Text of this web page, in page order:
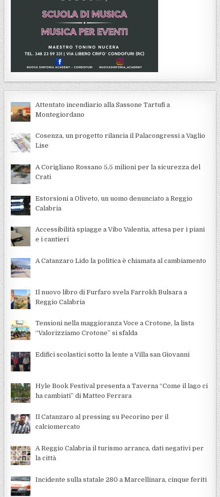
Attentato incendiario alla Sassone Tartufi a
Montegiordano
Cosenza, un progetto rilancia il Palacongressi a Vaglio
Lise
A Corigliano Rossano 5,5 milioni per la sicurezza del
Crati
Estorsioni a Oliveto, un uomo denunciato a Reggio
Calabria
Accessibilità spiagge a Vibo Valentia, attesa per i piani
e i cantieri
A Catanzaro Lido la politica è chiamata al cambiamento
Il nuovo libro di Furfaro svela Farrokh Bulsara a
Reggio Calabria
Tensioni nella maggioranza Voce a Crotone, la lista
“Valorizziamo Crotone” si sfalda
Edifici scolastici sotto la lente a Villa san Giovanni
Hyle Book Festival presenta a Taverna “Come il lago ci
ha cambiati” di Matteo Ferrara
Il Catanzaro al pressing su Pecorino per il
calciomercato
A Reggio Calabria il turismo arranca, dati negativi per
la città
Incidente sulla statale 280 a Marcellinara, cinque feriti